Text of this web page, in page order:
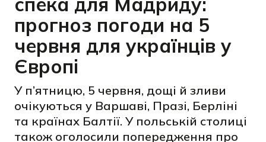
прогноз погоди на 5
червня для українців у
Європі
У п’ятницю, 5 червня, дощі й зливи
очікуються у Варшаві, Празі, Берліні
та країнах Балтії. У польській столиці
також оголосили попередження про